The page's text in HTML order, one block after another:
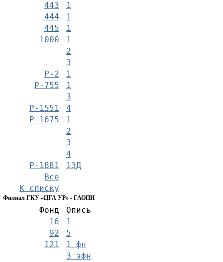
443
1
444
1
445
1
1000
1
2
3
Р-2
1
Р-755
1
3
Р-1551
4
Р-1675
1
2
3
4
Р-1881
1ЭД
Все
К списку
Филиал ГКУ «ЦГА УР» - ГАОПИ
Фонд
Опись
16
1
92
5
121
1 фн
3 эфн